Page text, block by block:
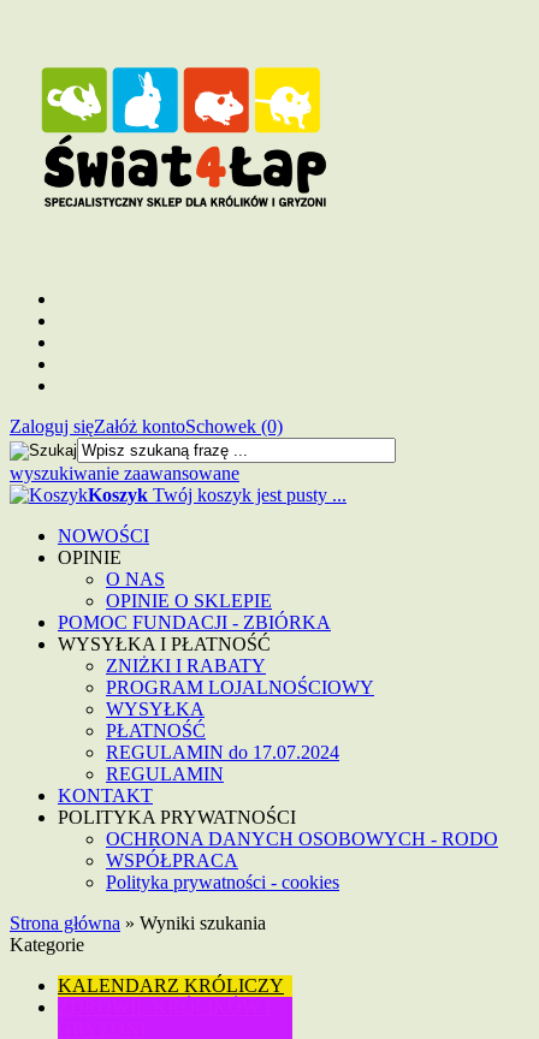
Zaloguj sięZałóż kontoSchowek (0)
wyszukiwanie zaawansowane
Koszyk Twój koszyk jest pusty ...
NOWOŚCI
OPINIE
O NAS
OPINIE O SKLEPIE
POMOC FUNDACJI - ZBIÓRKA
WYSYŁKA I PŁATNOŚĆ
ZNIŻKI I RABATY
PROGRAM LOJALNOŚCIOWY
WYSYŁKA
PŁATNOŚĆ
REGULAMIN do 17.07.2024
REGULAMIN
KONTAKT
POLITYKA PRYWATNOŚCI
OCHRONA DANYCH OSOBOWYCH - RODO
WSPÓŁPRACA
Polityka prywatności - cookies
Strona główna » Wyniki szukania
Kategorie
KALENDARZ KRÓLICZY